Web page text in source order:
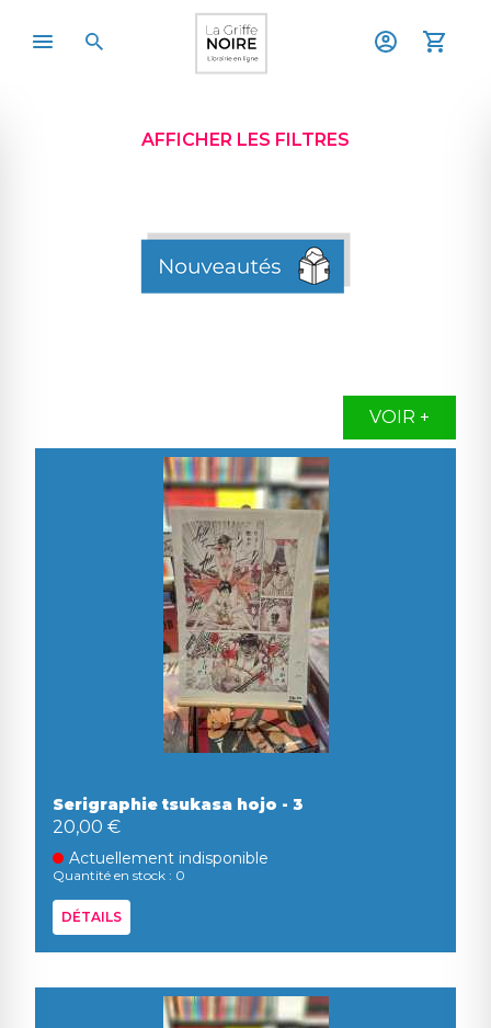
AFFICHER LES FILTRES
VOIR +
Serigraphie tsukasa hojo - 3
20,00 €
Actuellement indisponible
Quantité en stock : 0
DÉTAILS